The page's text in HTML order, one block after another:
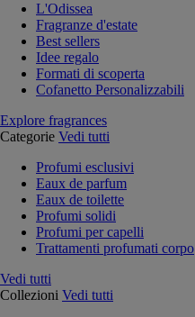
L'Odissea
Fragranze d'estate
Best sellers
Idee regalo
Formati di scoperta
Cofanetto Personalizzabili
Explore fragrances
Categorie Vedi tutti
Profumi esclusivi
Eaux de parfum
Eaux de toilette
Profumi solidi
Profumi per capelli
Trattamenti profumati corpo
Vedi tutti
Collezioni Vedi tutti